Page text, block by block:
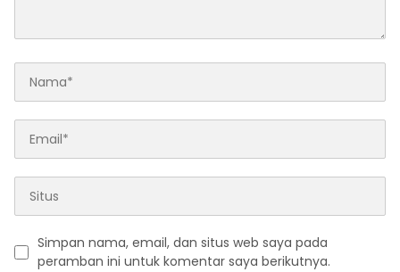
Simpan nama, email, dan situs web saya pada
peramban ini untuk komentar saya berikutnya.